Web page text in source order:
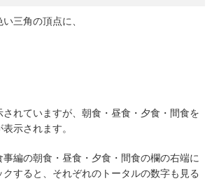
三角の頂点に、
れていますが、朝食・昼食・夕食・間食を
示されます。
事編の朝食・昼食・夕食・間食の欄の右端に
すると、それぞれのトータルの数字も見る